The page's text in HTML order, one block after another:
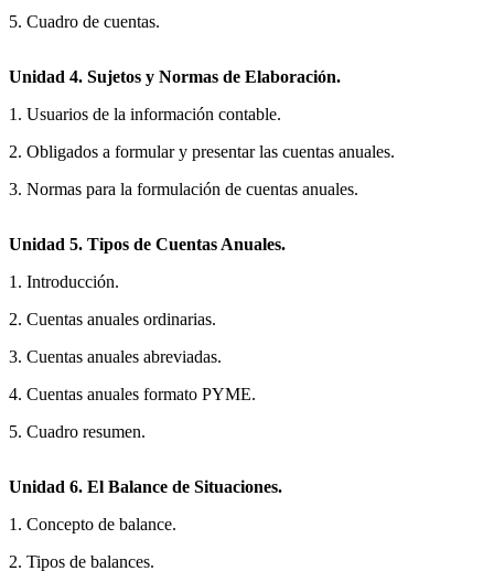
5. Cuadro de cuentas.
Unidad 4. Sujetos y Normas de Elaboración.
1. Usuarios de la información contable.
2. Obligados a formular y presentar las cuentas anuales.
3. Normas para la formulación de cuentas anuales.
Unidad 5. Tipos de Cuentas Anuales.
1. Introducción.
2. Cuentas anuales ordinarias.
3. Cuentas anuales abreviadas.
4. Cuentas anuales formato PYME.
5. Cuadro resumen.
Unidad 6. El Balance de Situaciones.
1. Concepto de balance.
2. Tipos de balances.